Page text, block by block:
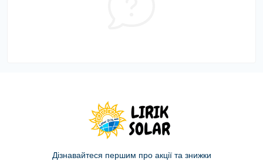
Дізнавайтеся першим про акції та знижки